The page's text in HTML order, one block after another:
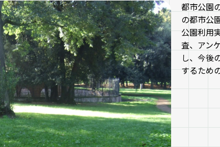
都市公園
の都市公
公園利用
査、アン
し、今後
するため